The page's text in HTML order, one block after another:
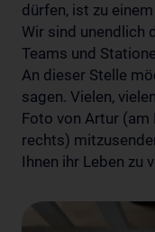
dürfen, ist zu
Wir sind unendlich
Teams und
An dieser Stelle
sagen. Vielen,
Foto von Artur
rechts)
Ihnen ihr Leben zu